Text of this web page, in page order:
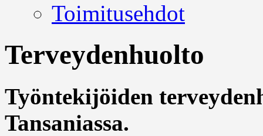
Toimitusehdot
Terveydenhuolto
Työntekijöiden
Tansaniassa.